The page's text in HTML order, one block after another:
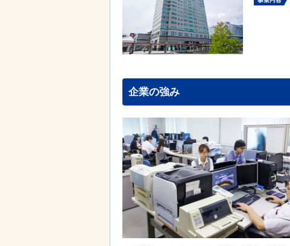
企業の強み